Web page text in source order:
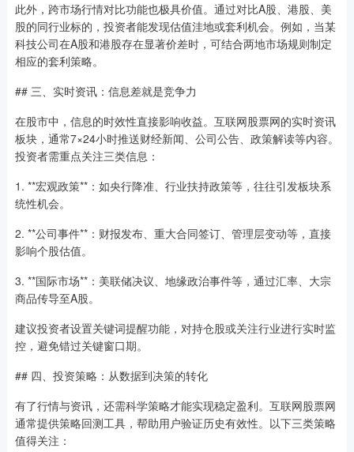
此外，跨市场行情对比功能也极具价值。通过对比A股、港股、美
股的同行业标的，投资者能发现估值洼地或套利机会。例如，当某
科技公司在A股和港股存在显著价差时，可结合两地市场规则制定
相应的套利策略。
## 三、实时资讯：信息差就是竞争力
在股市中，信息的时效性直接影响收益。互联网股票网的实时资讯
板块，通常7×24小时推送财经新闻、公司公告、政策解读等内容。
投资者需重点关注三类信息：
1. **宏观政策**：如央行降准、行业扶持政策等，往往引发板块系
统性机会。
2. **公司事件**：财报发布、重大合同签订、管理层变动等，直接
影响个股估值。
3. **国际市场**：美联储决议、地缘政治事件等，通过汇率、大宗
商品传导至A股。
建议投资者设置关键词提醒功能，对持仓股或关注行业进行实时监
控，避免错过关键窗口期。
## 四、投资策略：从数据到决策的转化
有了行情与资讯，还需科学策略才能实现稳定盈利。互联网股票网
通常提供策略回测工具，帮助用户验证历史有效性。以下三类策略
值得关注：